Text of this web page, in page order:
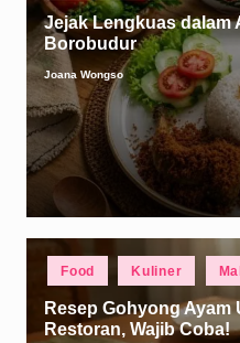
Jejak Lengkuas dalam
Borobudur
Posted
by
Joana Wongso
Food Kuliner
Resep Gohyong Ayam
Restoran, Wajib Coba!